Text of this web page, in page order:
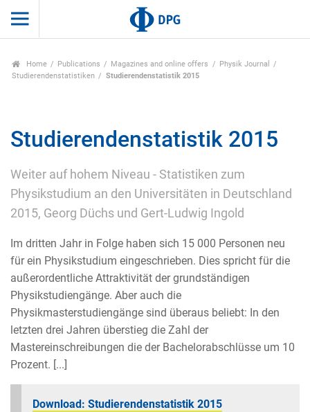
Home Publications Magazines and online offers
Physik Journal
Studierendenstatistiken
Studierendenstatistik 2015
Studierendenstatistik 2015
Weiter auf hohem Niveau - Statistiken zum
Physikstudium an den Universitäten in Deutschland
2015, Georg Düchs und Gert-Ludwig Ingold
Im dritten Jahr in Folge haben sich 15 000 Personen neu
für ein Physikstudium eingeschrieben. Dies spricht für die
außerordentliche Attraktivität der grundständigen
Physikstudiengänge. Aber auch die
Physikmasterstudiengänge sind überaus beliebt: In den
letzten drei Jahren überstieg die Zahl der
Mastereinschreibungen die der Bachelorabschlüsse um 10
Prozent. [...]
Download: Studierendenstatistik 2015